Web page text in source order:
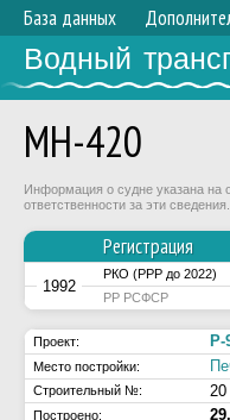
База данных
Водный
МН-420
Информация о судне указана на
ответственности за эти
Регистрация
1992
РКО (РРР до 2022)
РР РСФСР
Проект: Р-
Место постройки:
Строительный №: 20
Построено: